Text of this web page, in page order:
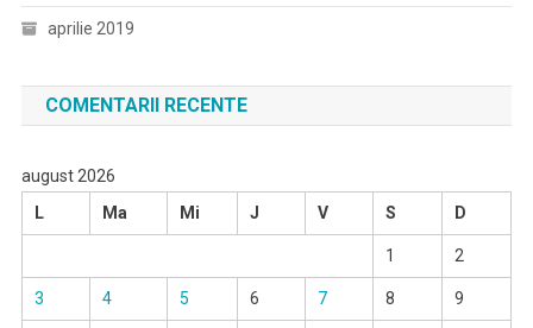
aprilie 2019
COMENTARII RECENTE
august 2026
L
Ma Mi J V S D
1 2
3 4 5 6 7 8 9